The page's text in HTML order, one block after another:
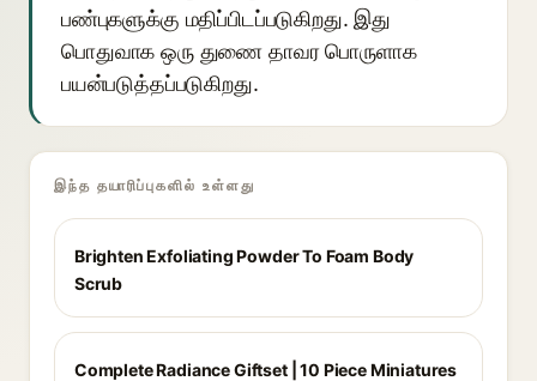
பண்புகளுக்கு மதிப்பிடப்படுகிறது. இது
பொதுவாக ஒரு துணை தாவர பொருளாக
பயன்படுத்தப்படுகிறது.
இந்த தயாரிப்புகளில் உள்ளது
Brighten Exfoliating Powder To Foam Body
Scrub
Complete Radiance Giftset | 10 Piece Miniatures